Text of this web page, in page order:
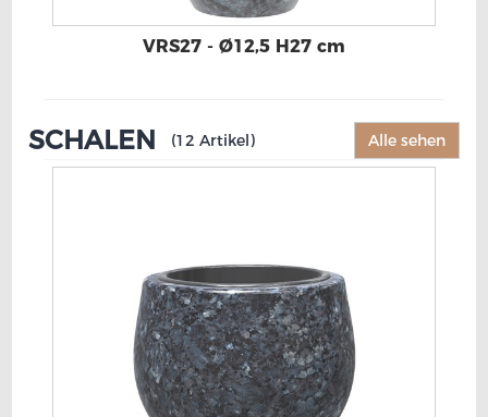
VRS27 - Ø12,5 H27 cm
SCHALEN (12 Artikel) Alle sehen